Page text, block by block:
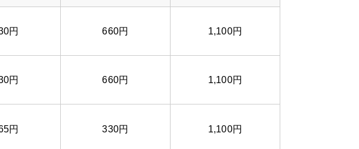
円 660円 1,100円
円 660円 1,100円
円 330円 1,100円